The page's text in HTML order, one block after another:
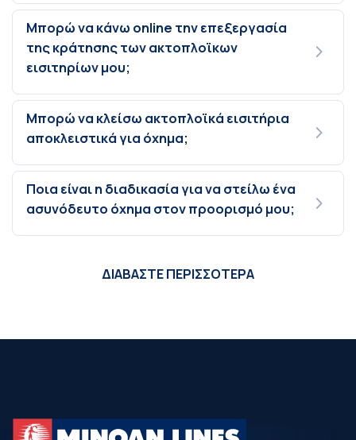
Μπορώ να κάνω online την επεξεργασία
της κράτησης των ακτοπλοϊκων
εισιτηρίων μου;
Μπορώ να κλείσω ακτοπλοϊκά εισιτήρια
αποκλειστικά για όχημα;
Ποια είναι η διαδικασία για να στείλω ένα
ασυνόδευτο όχημα στον προορισμό μου;
ΔΙΑΒΑΣΤΕ ΠΕΡΙΣΣΟΤΕΡΑ